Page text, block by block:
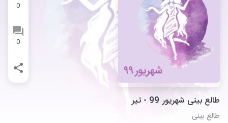
0
0
طالع بینی شهریور 99 - تیر
طالع بینی